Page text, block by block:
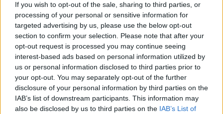
If you wish to opt-out of the sale, sharing to third parties, or
processing of your personal or sensitive information for
targeted advertising by us, please use the below opt-out
section to confirm your selection. Please note that after your
opt-out request is processed you may continue seeing
interest-based ads based on personal information utilized by
us or personal information disclosed to third parties prior to
your opt-out. You may separately opt-out of the further
disclosure of your personal information by third parties on the
IAB’s list of downstream participants. This information may
also be disclosed by us to third parties on the IAB’s List of
Megjelent az MTA Társadalomtudományi
Kutatóközpont ...
Szűkülhet a kisebbségek
nyelvhasználati joga